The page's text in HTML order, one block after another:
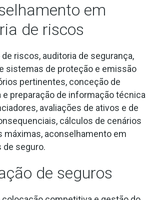
em
de riscos
riscos, auditoria de segurança,
sistemas de proteção e emissão
pertinentes, conceção de
e preparação de informação técnica
avaliações de ativos e de
cálculos de cenários
máximas, aconselhamento em
de seguro.
de seguros